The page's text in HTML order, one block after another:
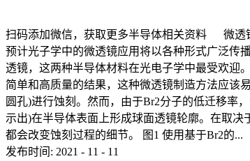
扫码添加微信，获取更多半导体相关资料 微透
预计光子学中的微透镜应用将以各种形式广泛
透镜，这两种半导体材料在光电子学中最受欢迎
简单和高质量的结果，这种微透镜制造方法应
圆孔)进行蚀刻。然而，由于Br2分子的低迁移率
示出)在半导体表面上形成球面透镜轮廓。在取
都会改变蚀刻过程的细节。 图1 使用基于Br2的...
发布时间: 2021 - 11 - 11